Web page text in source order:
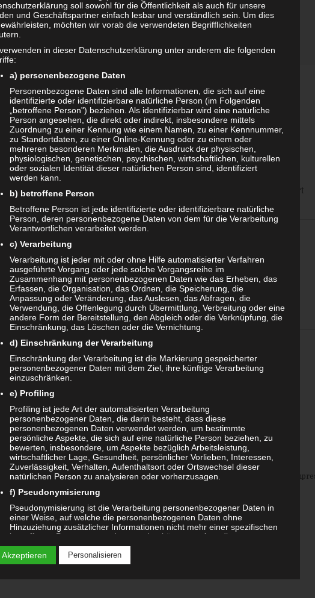
e
n
admin1
Papier bauen
Kommentar
wird nicht veröffentlicht.
markiert
Datenschutzerklärungzur Kenntnis genommen.
|Datenauszug|Datenschutzeinstellungen|Löschanfrage
soll sowohl für die Öffentlichkeit als auch für unsere
und Geschäftspartner einfach lesbar und verständlich sein. Um dies
möchten wir vorab die verwendeten Begrifflichkeiten
in dieser Datenschutzerklärung unter anderem die folgenden
a) personenbezogene Daten
Personenbezogene Daten sind alle Informationen, die sich auf eine
identifizierte oder identifizierbare natürliche Person (im Folgenden
„betroffene Person") beziehen. Als identifizierbar wird eine natürliche
Person angesehen, die direkt oder indirekt, insbesondere mittels
Zuordnung zu einer Kennung wie einem Namen, zu einer Kennnummer,
zu Standortdaten, zu einer Online-Kennung oder zu einem oder
mehreren besonderen Merkmalen, die Ausdruck der physischen,
physiologischen, genetischen, psychischen, wirtschaftlichen, kulturellen
oder sozialen Identität dieser natürlichen Person sind, identifiziert
werden kann.
b) betroffene Person
Betroffene Person ist jede identifizierte oder identifizierbare natürliche
Person, deren personenbezogene Daten von dem für die Verarbeitung
Verantwortlichen verarbeitet werden.
c) Verarbeitung
Verarbeitung ist jeder mit oder ohne Hilfe automatisierter Verfahren
ausgeführte Vorgang oder jede solche Vorgangsreihe im
Zusammenhang mit personenbezogenen Daten wie das Erheben, das
Erfassen, die Organisation, das Ordnen, die Speicherung, die
Anpassung oder Veränderung, das Auslesen, das Abfragen, die
Verwendung, die Offenlegung durch Übermittlung, Verbreitung oder eine
andere Form der Bereitstellung, den Abgleich oder die Verknüpfung, die
Einschränkung, das Löschen oder die Vernichtung.
d) Einschränkung der Verarbeitung
Einschränkung der Verarbeitung ist die Markierung gespeicherter
personenbezogener Daten mit dem Ziel, ihre künftige Verarbeitung
einzuschränken.
e) Profiling
Profiling ist jede Art der automatisierten Verarbeitung
personenbezogener Daten, die darin besteht, dass diese
personenbezogenen Daten verwendet werden, um bestimmte
persönliche Aspekte, die sich auf eine natürliche Person beziehen, zu
bewerten, insbesondere, um Aspekte bezüglich Arbeitsleistung,
wirtschaftlicher Lage, Gesundheit, persönlicher Vorlieben, Interessen,
Zuverlässigkeit, Verhalten, Aufenthaltsort oder Ortswechsel dieser
natürlichen Person zu analysieren oder vorherzusagen.
f) Pseudonymisierung
Pseudonymisierung ist die Verarbeitung personenbezogener Daten in
einer Weise, auf welche die personenbezogenen Daten ohne
Hinzuziehung zusätzlicher Informationen nicht mehr einer spezifischen
betroffenen Person zugeordnet werden können, sofern diese
zusätzlichen Informationen gesondert aufbewahrt werden und
technischen und organisatorischen Maßnahmen unterliegen, die
gewährleisten, dass die personenbezogenen Daten nicht einer
Personalisieren